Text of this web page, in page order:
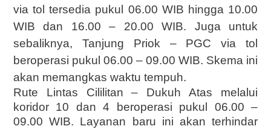
via tol tersedia pukul 06.00 WIB hingga 10.00
WIB dan 16.00 – 20.00 WIB. Juga untuk
sebaliknya, Tanjung Priok – PGC via tol
beroperasi pukul 06.00 – 09.00 WIB. Skema ini
akan memangkas waktu tempuh.
Rute Lintas Cililitan – Dukuh Atas melalui
koridor 10 dan 4 beroperasi pukul 06.00 –
09.00 WIB. Layanan baru ini akan terhindar